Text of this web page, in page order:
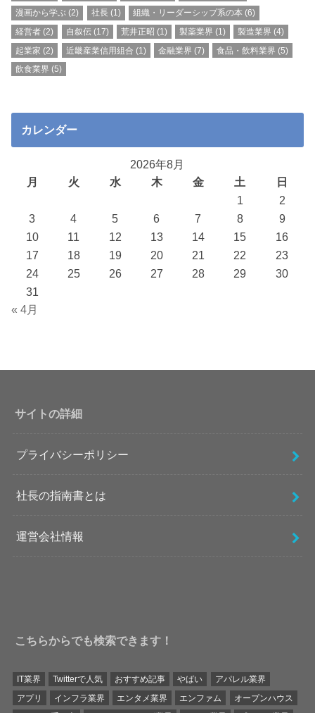
漫画から学ぶ (2) 社長(1) 組織・リーダーシップ系の本 (6)
経営者 (2) 自叙伝(17) 荒井正昭 (1) 製薬業界 (1) 製造業界 (4)
起業家 (2) 近畿産業信用組合 (1) 金融業界 (7) 食品・飲料業界 (5)
飲食業界 (5)
カレンダー
2026年8月
月
火 水 木 金 土
日
1
2
3
4 5 6 7 8
9
10
11 12 13 14 15
16
17
18 19 20 21 22
23
24
25 26 27 28 29
30
31
« 4月
サイトの詳細
プライバシーポリシー
社長の指南書とは
運営会社情報
こちらからでも検索できます！
IT業界 Twitterで人気 おすすめ記事 やばい
アパレル業界
アプリ
インフラ業界 エンタメ業界 エンファム
オープンハウス